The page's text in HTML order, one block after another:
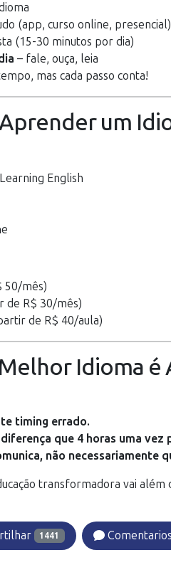
(app, curso online, presencial)
(15-30 minutos por dia)
– fale, ouça, leia
mas cada passo conta!
um
English
50/mês)
de R$ 30/mês)
de R$ 40/aula)
Idioma
timing errado.
que 4 horas uma vez
não necessariamente
transformadora vai
1441